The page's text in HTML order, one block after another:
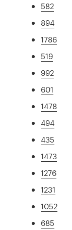
582
894
1786
519
992
601
1478
494
435
1473
1276
1231
1052
685